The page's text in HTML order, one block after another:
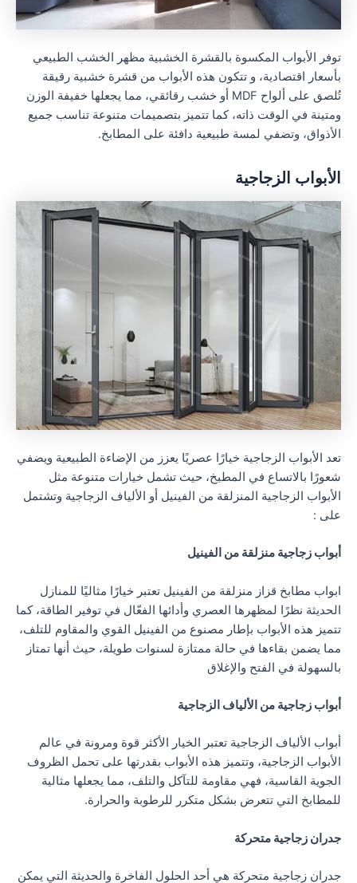
توفر الأبواب المكسوة بالقشرة الخشبية مظهر الخشب الطبيعي
بأسعار اقتصادية، و تتكون هذه الأبواب من قشرة خشبية رقيقة
تُلصق على ألواح MDF أو خشب رقائقي، مما يجعلها خفيفة الوزن
ومتينة في الوقت ذاته، كما تتميز بتصميمات متنوعة تناسب جميع
الأذواق، وتضفي لمسة طبيعية دافئة على المطابخ.
الأبواب الزجاجية
تعد الأبواب الزجاجية خيارًا عصريًا يعزز من الإضاءة الطبيعية ويضفي
شعورًا بالاتساع في المطبخ، حيث تشمل خيارات متنوعة مثل
الأبواب الزجاجية المنزلقة من الفينيل أو الألياف الزجاجية وتشتمل
على :
أبواب زجاجية منزلقة من الفينيل
ابواب مطابخ قزاز منزلقة من الفينيل تعتبر خيارًا مثاليًا للمنازل
الحديثة نظرًا لمظهرها العصري وأدائها الفعّال في توفير الطاقة، كما
تتميز هذه الأبواب بإطار مصنوع من الفينيل القوي والمقاوم للتلف،
مما يضمن بقاءها في حالة ممتازة لسنوات طويلة، حيث أنها تمتاز
بالسهولة في الفتح والإغلاق
أبواب زجاجية من الألياف الزجاجية
أبواب الألياف الزجاجية تعتبر الخيار الأكثر قوة ومرونة في عالم
الأبواب الزجاجية، وتتميز هذه الأبواب بقدرتها على تحمل الظروف
الجوية القاسية، فهي مقاومة للتآكل والتلف، مما يجعلها مثالية
للمطابخ التي تتعرض بشكل متكرر للرطوبة والحرارة.
جدران زجاجية متحركة
جدران زجاجية متحركة هي أحد الحلول الفاخرة والحديثة التي يمكن